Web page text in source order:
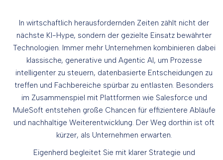
In wirtschaftlich herausfordernden Zeiten zählt nicht der
nächste KI-Hype, sondern der gezielte Einsatz bewährter
Technologien. Immer mehr Unternehmen kombinieren dabei
klassische, generative und Agentic AI, um Prozesse
intelligenter zu steuern, datenbasierte Entscheidungen zu
treffen und Fachbereiche spürbar zu entlasten. Besonders
im Zusammenspiel mit Plattformen wie Salesforce und
MuleSoft entstehen große Chancen für effizientere Abläufe
und nachhaltige Weiterentwicklung. Der Weg dorthin ist oft
kürzer, als Unternehmen erwarten.
Eigenherd begleitet Sie mit klarer Strategie und